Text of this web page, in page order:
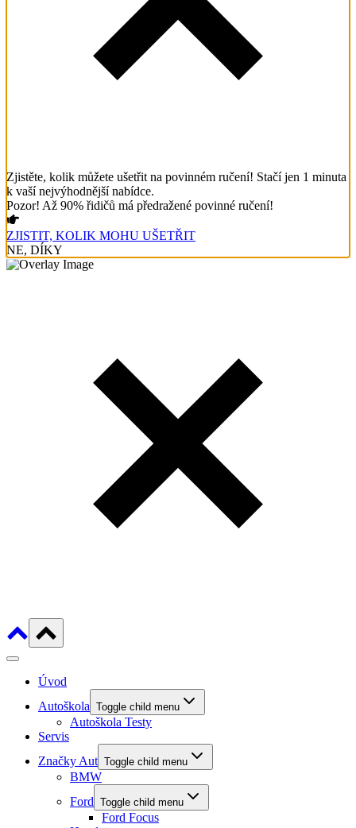
Zjistěte, kolik můžete ušetřit na povinném ručení! Stačí jen 1 minuta
k vaší nejvýhodnější nabídce.
Pozor! Až 90% řidičů má předražené povinné ručení!
ZJISTIT, KOLIK MOHU UŠETŘIT
NE, DÍKY
Úvod
Autoškola Toggle child menu
Autoškola Testy
Servis
Značky Aut Toggle child menu
BMW
Ford Toggle child menu
Ford Focus